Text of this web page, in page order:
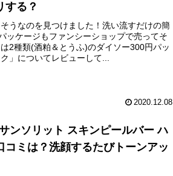
する？
うなのを見つけました！洗い流すだけの簡
ッケージもファンシーショップで売ってそ
2種類(酒粕＆とうふ)のダイソー300円パッ
」についてレビューして...
2020.12.08
ンソリット スキンピールバー ハ
コミは？洗顔するたびトーンアッ